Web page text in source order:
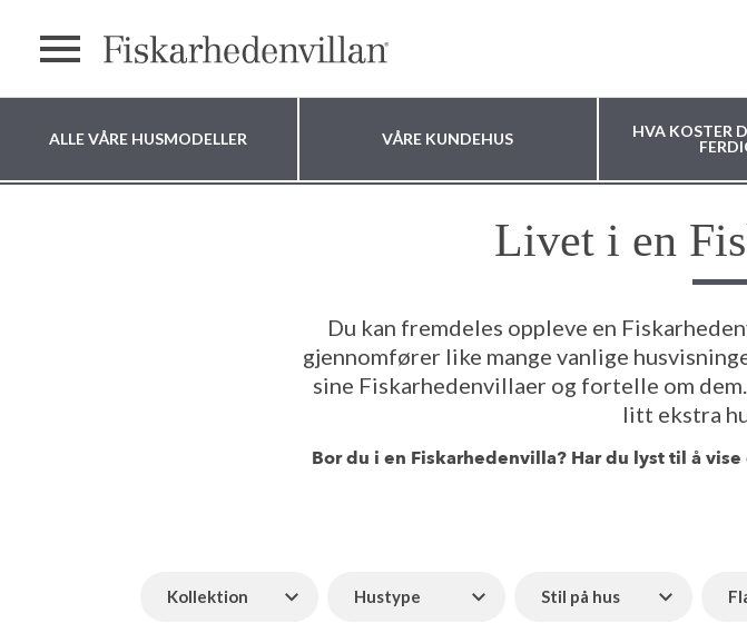
ALLE VÅRE HUSMODELLER VÅRE KUNDEHUS
HVA KOSTER
Livet i en
Du kan fremdeles oppleve en
gjennomfører like mange vanlige
sine Fiskarhedenvillaer og fortelle om
litt ekstra
Bor du i en Fiskarhedenvilla? Har du lyst til å
Kollektion Hustype Stil på hus